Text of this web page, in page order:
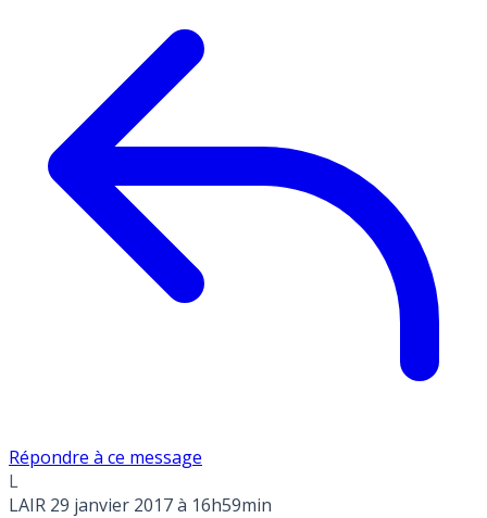
Répondre à ce message
L
LAIR 29 janvier 2017 à 16h59min